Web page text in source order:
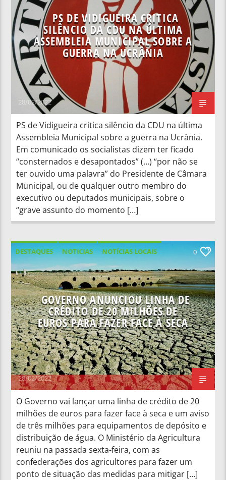
PS DE VIDIGUEIRA CRITICA
SILÊNCIO DA CDU NA ÚLTIMA
ASSEMBLEIA MUNICIPAL SOBRE A
GUERRA NA UCRÂNIA
28/02/2022
PS de Vidigueira critica silêncio da CDU na última
Assembleia Municipal sobre a guerra na Ucrânia.
Em comunicado os socialistas dizem ter ficado
“consternados e desapontados” (…) “por não se
ter ouvido uma palavra” do Presidente de Câmara
Municipal, ou de qualquer outro membro do
executivo ou deputados municipais, sobre o
“grave assunto do momento […]
DESTAQUES NOTICIAS
NOTÍCIAS LOCAIS
NOTÍCIAS NACIONAIS
0
GOVERNO ANUNCIOU LINHA DE
CRÉDITO DE 20 MILHÕES DE
EUROS PARA FAZER FACE À SECA
28/02/2022
O Governo vai lançar uma linha de crédito de 20
milhões de euros para fazer face à seca e um aviso
de três milhões para equipamentos de depósito e
distribuição de água. O Ministério da Agricultura
reuniu na passada sexta-feira, com as
confederações dos agricultores para fazer um
ponto de situação das medidas para mitigar […]